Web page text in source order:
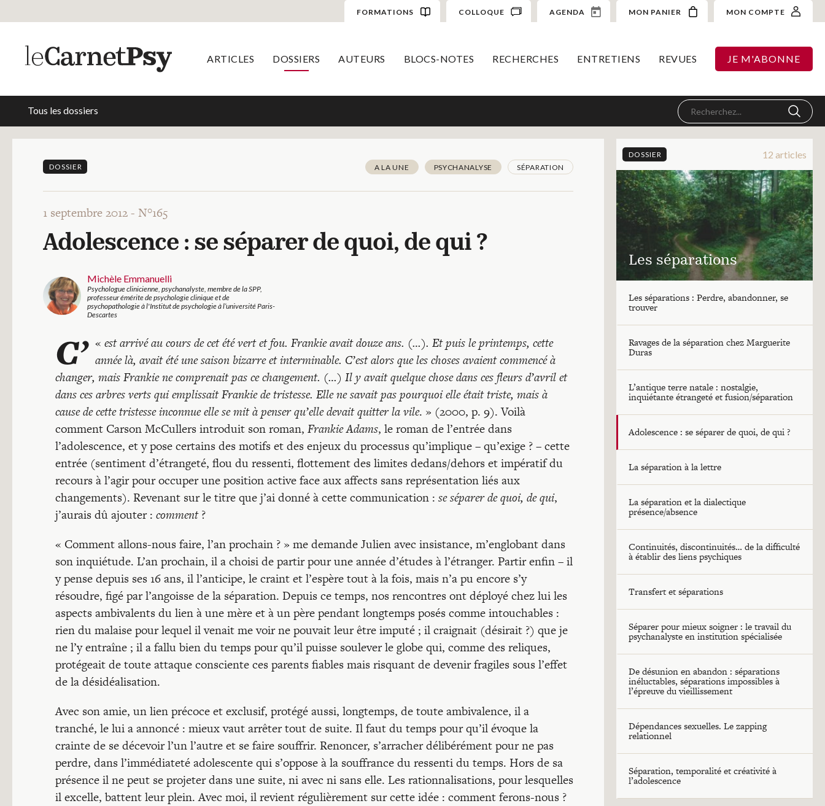
FORMATIONS COLLOQUE AGENDA MON PANIER MON COMPTE
ARTICLES DOSSIERS AUTEURS BLOCS-NOTES RECHERCHES ENTRETIENS REVUES JE M'ABONNE
Tous les dossiers
DOSSIER A LA UNE PSYCHANALYSE SÉPARATION
1 septembre 2012 - N°165
Adolescence : se séparer de quoi, de qui ?
Michèle Emmanuelli
Psychologue clinicienne, psychanalyste, membre de la SPP,
professeur émérite de psychologie clinique et de
psychopathologie à l'Institut de psychologie à l’université Paris-
Descartes
«
C’
est arrivé au cours de cet été vert et fou. Frankie avait douze ans. (…). Et puis le printemps, cette
année là, avait été une saison bizarre et interminable. C’est alors que les choses avaient commencé à
changer, mais Frankie ne comprenait pas ce changement. (…) Il y avait quelque chose dans ces fleurs d’avril et
dans ces arbres verts qui emplissait Frankie de tristesse. Elle ne savait pas pourquoi elle était triste, mais à
cause de cette tristesse inconnue elle se mit à penser qu’elle devait quitter la vile. » (2000, p. 9). Voilà
comment Carson McCullers introduit son roman, Frankie Adams, le roman de l’entrée dans
l’adolescence, et y pose certains des motifs et des enjeux du processus qu’implique – qu’exige ? – cette
entrée (sentiment d’étrangeté, flou du ressenti, flottement des limites dedans/dehors et impératif du
recours à l’agir pour occuper une position active face aux affects sans représentation liés aux
changements). Revenant sur le titre que j’ai donné à cette communication : se séparer de quoi, de qui,
j’aurais dû ajouter : comment?
« Comment allons-nous faire, l’an prochain ? » me demande Julien avec insistance, m’englobant dans
son inquiétude. L’an prochain, il a choisi de partir pour une année d’études à l’étranger. Partir enfin – il
y pense depuis ses 16 ans, il l’anticipe, le craint et l’espère tout à la fois, mais n’a pu encore s’y
résoudre, figé par l’angoisse de la séparation. Depuis ce temps, nos rencontres ont déployé chez lui les
aspects ambivalents du lien à une mère et à un père pendant longtemps posés comme intouchables :
rien du malaise pour lequel il venait me voir ne pouvait leur être imputé ; il craignait (désirait ?) que je
ne l’y entraîne ; il a fallu bien du temps pour qu’il puisse soulever le globe qui, comme des reliques,
protégeait de toute attaque consciente ces parents fiables mais risquant de devenir fragiles sous l’effet
de la désidéalisation.
Avec son amie, un lien précoce et exclusif, protégé aussi, longtemps, de toute ambivalence, il a
tranché, le lui a annoncé : mieux vaut arrêter tout de suite. Il faut du temps pour qu’il évoque la
crainte de se décevoir l’un l’autre et se faire souffrir. Renoncer, s’arracher délibérément pour ne pas
perdre, dans l’immédiateté adolescente qui s’oppose à la souffrance du ressenti du temps. Hors de sa
présence il ne peut se projeter dans une suite, ni avec ni sans elle. Les rationnalisations, pour lesquelles
il excelle, battent leur plein. Avec moi, il revient régulièrement sur cette idée : comment ferons-nous ?
DOSSIER 12 articles
Les séparations
Les séparations : Perdre, abandonner, se
trouver
Ravages de la séparation chez Marguerite
Duras
L’antique terre natale : nostalgie,
inquiétante étrangeté et fusion/séparation
Adolescence : se séparer de quoi, de qui ?
La séparation à la lettre
La séparation et la dialectique
présence/absence
Continuités, discontinuités… de la difficulté
à établir des liens psychiques
Transfert et séparations
Séparer pour mieux soigner : le travail du
psychanalyste en institution spécialisée
De désunion en abandon : séparations
inéluctables, séparations impossibles à
l’épreuve du vieillissement
Dépendances sexuelles. Le zapping
relationnel
Séparation, temporalité et créativité à
l’adolescence